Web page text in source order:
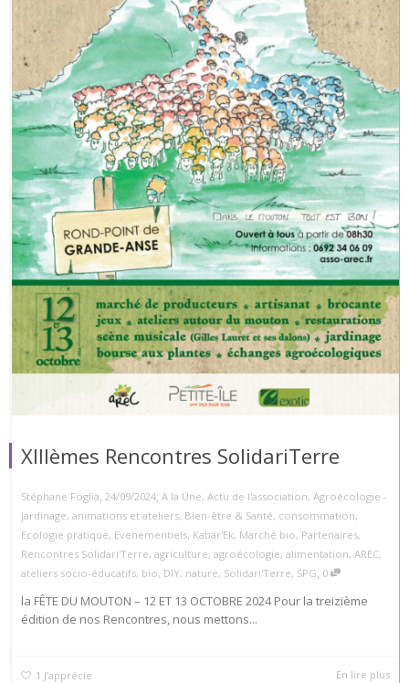
XIIIèmes Rencontres SolidariTerre
Stéphane Foglia, 24/09/2024, A la Une, Actu de l'association, Agroécologie -
jardinage, animations et ateliers, Bien-être & Santé, consommation,
Ecologie pratique, Evenementiels, Kabar'Ek, Marché bio, Partenaires,
Rencontres Solidari'Terre, agriculture, agroécologie, alimentation, AREC,
ateliers socio-éducatifs, bio, DIY, nature, Solidari'Terre, SPG, 0
la FÊTE DU MOUTON – 12 ET 13 OCTOBRE 2024 Pour la treizième
édition de nos Rencontres, nous mettons...
1 J’apprécie En lire plus